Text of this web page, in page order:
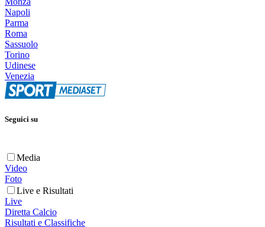
Napoli
Parma
Roma
Sassuolo
Torino
Udinese
Venezia
Seguici su
Media
Video
Foto
Live e Risultati
Live
Diretta Calcio
Risultati e Classifiche